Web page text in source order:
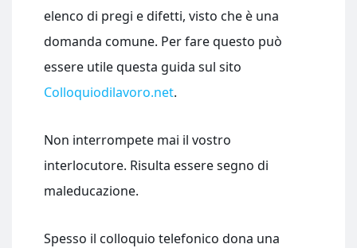
elenco di pregi e difetti, visto che è una
domanda comune. Per fare questo può
essere utile questa guida sul sito
Colloquiodilavoro.net.
Non interrompete mai il vostro
interlocutore. Risulta essere segno di
maleducazione.
Spesso il colloquio telefonico dona una